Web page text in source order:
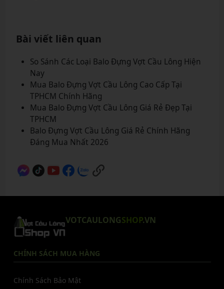
Bài viết liên quan
So Sánh Các Loại Balo Đựng Vợt Cầu Lông Hiện
Nay
Mua Balo Đựng Vợt Cầu Lông Cao Cấp Tại
TPHCM Chính Hãng
Mua Balo Đựng Vợt Cầu Lông Giá Rẻ Đẹp Tại
TPHCM
Balo Đựng Vợt Cầu Lông Giá Rẻ Chính Hãng
Đáng Mua Nhất 2026
VOTCAULONGSHOP.VN
CHÍNH SÁCH MUA HÀNG
Chính Sách Bảo Mật